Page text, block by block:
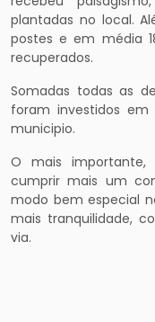
plantadas no local.
postes e em média
recuperados.
Somadas todas as
foram investidos
municipio.
O mais importante,
cumprir mais um
modo bem especial
mais tranquilidade,
via.